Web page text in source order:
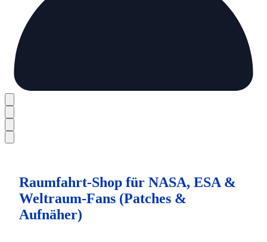
Raumfahrt-Shop für NASA, ESA &
Weltraum-Fans (Patches &
Aufnäher)